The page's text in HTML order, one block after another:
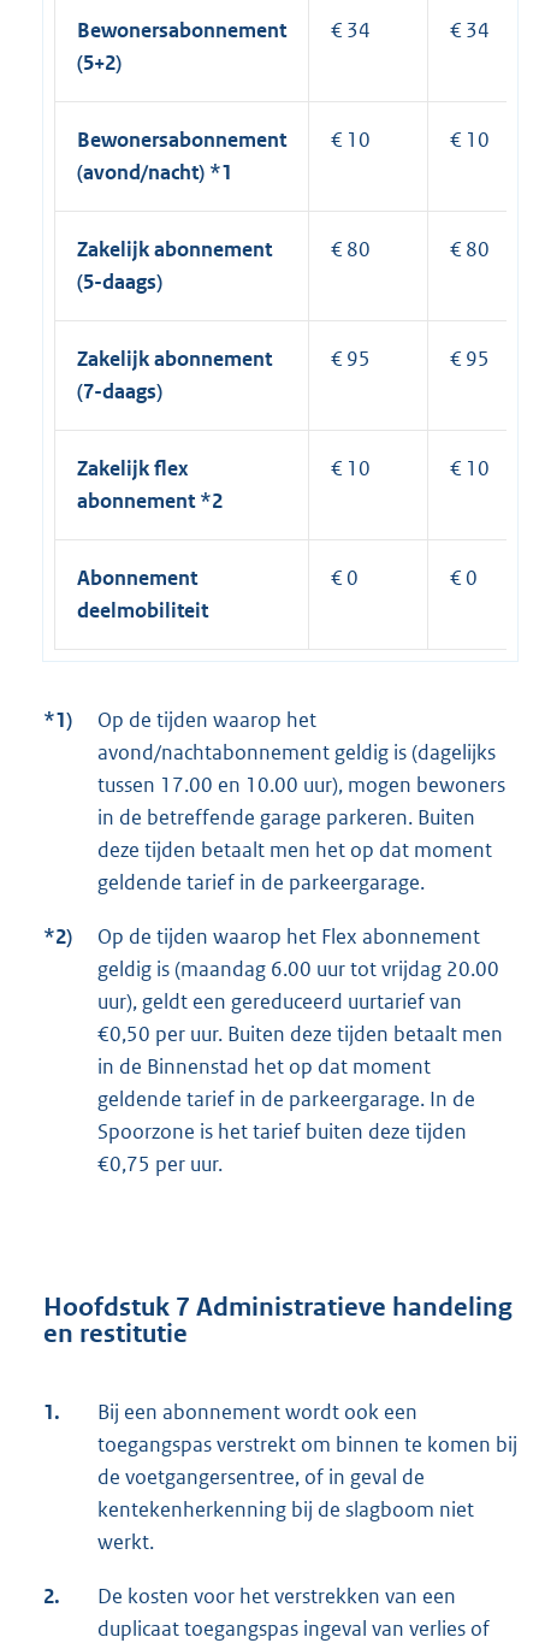
Bewonersabonnement
(5+2)
€ 34 € 34
Bewonersabonnement
(avond/nacht) *1
€ 10 € 10
Zakelijk abonnement
(5-daags)
€ 80 € 80
Zakelijk abonnement
(7-daags)
€ 95 € 95
Zakelijk flex
abonnement *2
€ 10 € 10
Abonnement
deelmobiliteit
€ 0 € 0
*1)
Op de tijden waarop het
avond/nachtabonnement geldig is (dagelijks
tussen 17.00 en 10.00 uur), mogen bewoners
in de betreffende garage parkeren. Buiten
deze tijden betaalt men het op dat moment
geldende tarief in de parkeergarage.
*2)
Op de tijden waarop het Flex abonnement
geldig is (maandag 6.00 uur tot vrijdag 20.00
uur), geldt een gereduceerd uurtarief van
€0,50 per uur. Buiten deze tijden betaalt men
in de Binnenstad het op dat moment
geldende tarief in de parkeergarage. In de
Spoorzone is het tarief buiten deze tijden
€0,75 per uur.
Hoofdstuk 7 Administratieve handeling
en restitutie
1.
Bij een abonnement wordt ook een
toegangspas verstrekt om binnen te komen bij
de voetgangersentree, of in geval de
kentekenherkenning bij de slagboom niet
werkt.
2.
De kosten voor het verstrekken van een
duplicaat toegangspas ingeval van verlies of